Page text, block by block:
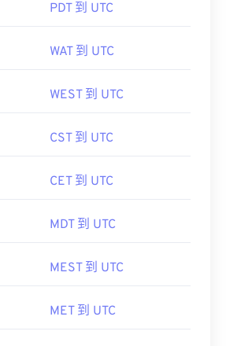
PDT 到 UTC
WAT 到 UTC
WEST 到 UTC
CST 到 UTC
CET 到 UTC
MDT 到 UTC
MEST 到 UTC
MET 到 UTC